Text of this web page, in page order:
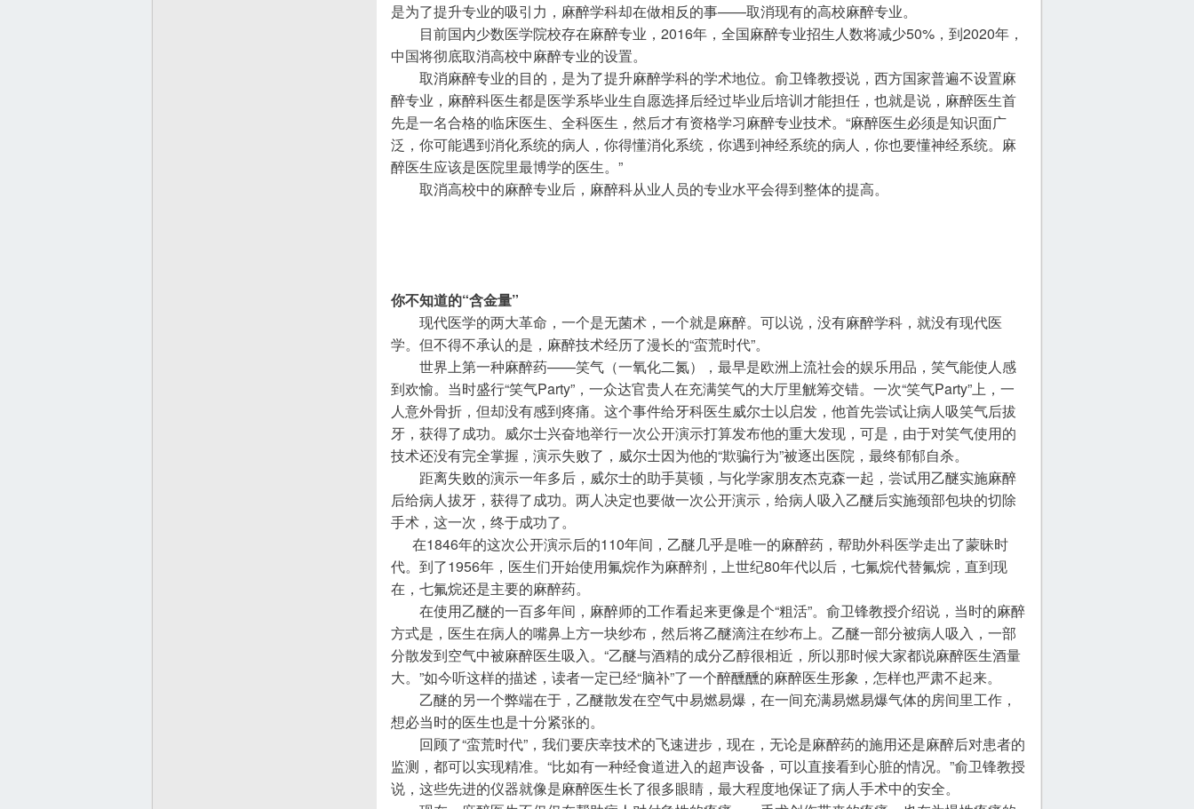
是为了提升专业的吸引力，麻醉学科却在做相反的事——取消现有的高校麻醉专业。
目前国内少数医学院校存在麻醉专业，2016年，全国麻醉专业招生人数将减少50%，到2020年，
中国将彻底取消高校中麻醉专业的设置。
取消麻醉专业的目的，是为了提升麻醉学科的学术地位。俞卫锋教授说，西方国家普遍不设置麻
醉专业，麻醉科医生都是医学系毕业生自愿选择后经过毕业后培训才能担任，也就是说，麻醉医生首
先是一名合格的临床医生、全科医生，然后才有资格学习麻醉专业技术。“麻醉医生必须是知识面广
泛，你可能遇到消化系统的病人，你得懂消化系统，你遇到神经系统的病人，你也要懂神经系统。麻
醉医生应该是医院里最博学的医生。”
取消高校中的麻醉专业后，麻醉科从业人员的专业水平会得到整体的提高。
你不知道的“含金量”
现代医学的两大革命，一个是无菌术，一个就是麻醉。可以说，没有麻醉学科，就没有现代医
学。但不得不承认的是，麻醉技术经历了漫长的“蛮荒时代”。
世界上第一种麻醉药——笑气（一氧化二氮），最早是欧洲上流社会的娱乐用品，笑气能使人感
到欢愉。当时盛行“笑气Party”，一众达官贵人在充满笑气的大厅里觥筹交错。一次“笑气Party”上，一
人意外骨折，但却没有感到疼痛。这个事件给牙科医生威尔士以启发，他首先尝试让病人吸笑气后拔
牙，获得了成功。威尔士兴奋地举行一次公开演示打算发布他的重大发现，可是，由于对笑气使用的
技术还没有完全掌握，演示失败了，威尔士因为他的“欺骗行为”被逐出医院，最终郁郁自杀。
距离失败的演示一年多后，威尔士的助手莫顿，与化学家朋友杰克森一起，尝试用乙醚实施麻醉
后给病人拔牙，获得了成功。两人决定也要做一次公开演示，给病人吸入乙醚后实施颈部包块的切除
手术，这一次，终于成功了。
在1846年的这次公开演示后的110年间，乙醚几乎是唯一的麻醉药，帮助外科医学走出了蒙昧时
代。到了1956年，医生们开始使用氟烷作为麻醉剂，上世纪80年代以后，七氟烷代替氟烷，直到现
在，七氟烷还是主要的麻醉药。
在使用乙醚的一百多年间，麻醉师的工作看起来更像是个“粗活”。俞卫锋教授介绍说，当时的麻醉
方式是，医生在病人的嘴鼻上方一块纱布，然后将乙醚滴注在纱布上。乙醚一部分被病人吸入，一部
分散发到空气中被麻醉医生吸入。“乙醚与酒精的成分乙醇很相近，所以那时候大家都说麻醉医生酒量
大。”如今听这样的描述，读者一定已经“脑补”了一个醉醺醺的麻醉医生形象，怎样也严肃不起来。
乙醚的另一个弊端在于，乙醚散发在空气中易燃易爆，在一间充满易燃易爆气体的房间里工作，
想必当时的医生也是十分紧张的。
回顾了“蛮荒时代”，我们要庆幸技术的飞速进步，现在，无论是麻醉药的施用还是麻醉后对患者的
监测，都可以实现精准。“比如有一种经食道进入的超声设备，可以直接看到心脏的情况。”俞卫锋教授
说，这些先进的仪器就像是麻醉医生长了很多眼睛，最大程度地保证了病人手术中的安全。